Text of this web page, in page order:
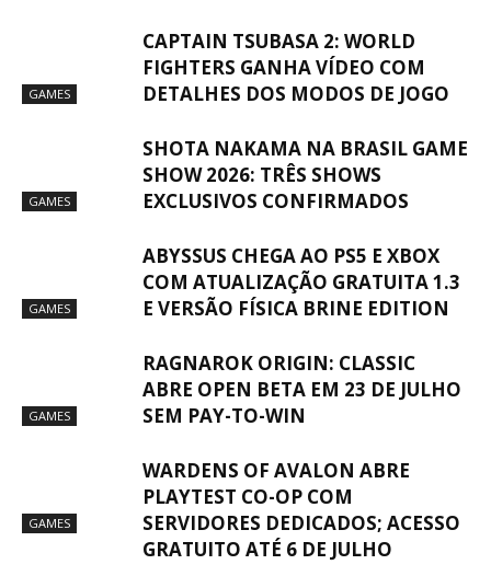
GAMES
CAPTAIN TSUBASA 2: WORLD
FIGHTERS GANHA VÍDEO COM
DETALHES DOS MODOS DE JOGO
GAMES
SHOTA NAKAMA NA BRASIL GAME
SHOW 2026: TRÊS SHOWS
EXCLUSIVOS CONFIRMADOS
GAMES
ABYSSUS CHEGA AO PS5 E XBOX
COM ATUALIZAÇÃO GRATUITA 1.3
E VERSÃO FÍSICA BRINE EDITION
GAMES
RAGNAROK ORIGIN: CLASSIC
ABRE OPEN BETA EM 23 DE JULHO
SEM PAY-TO-WIN
GAMES
WARDENS OF AVALON ABRE
PLAYTEST CO-OP COM
SERVIDORES DEDICADOS; ACESSO
GRATUITO ATÉ 6 DE JULHO